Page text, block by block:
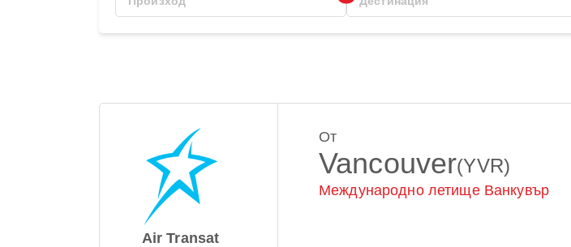
Air Transat
От
Vancouver(YVR)
Международно летище Ванкувър